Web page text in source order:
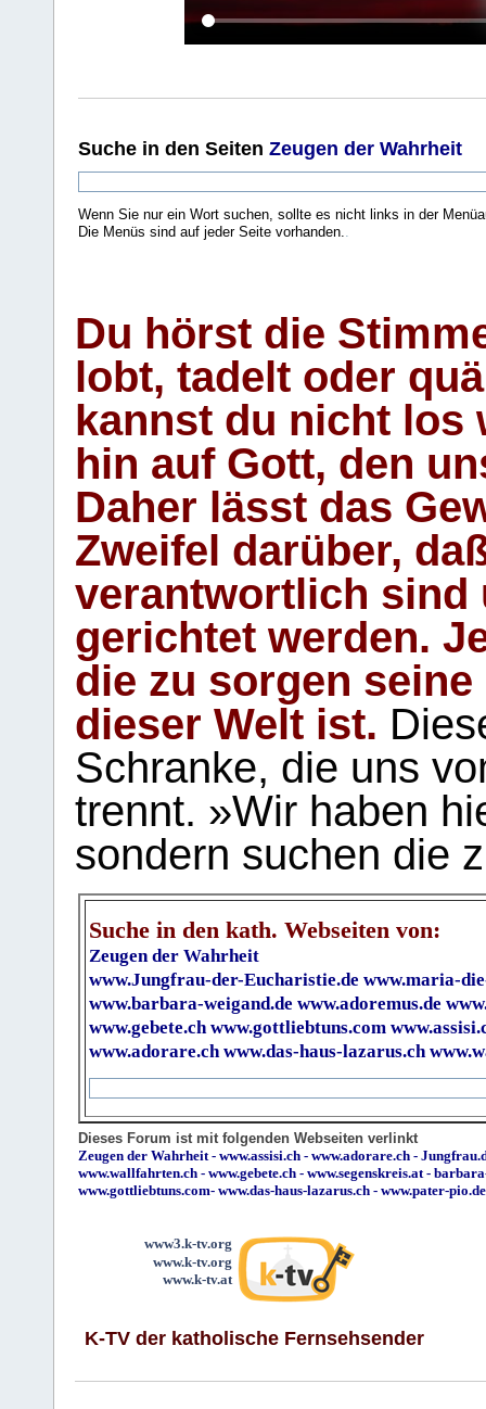
Suche in den Seiten Zeugen der Wahrheit
Wenn Sie nur ein Wort suchen, sollte es nicht links in der
Die Menüs sind auf jeder Seite vorhanden.
Du hörst die
lobt, tadelt oder
kannst du nicht los
hin auf Gott, den
Daher lässt das
Zweifel darüber,
verantwortlich sind
gerichtet werden.
die zu sorgen
dieser Welt ist.
Schranke, die uns
trennt. »Wir haben
sondern suchen die
Suche in den kath. Webseiten von:
Zeugen der Wahrheit
www.Jungfrau-der-Eucharistie.de www.maria-
www.barbara-weigand.de www.adoremus.de
www.gebete.ch www.gottliebtuns.com
www.adorare.ch www.das-haus-lazarus.ch
Dieses Forum ist mit folgenden Webseiten verlinkt
Zeugen der Wahrheit - www.assisi.ch - www.adorare.ch -
www.wallfahrten.ch - www.gebete.ch - www.segenskreis.at -
www.gottliebtuns.com- www.das-haus-lazarus.ch - www.pater-pio.de
www3.k-tv.org
www.k-tv.org
www.k-tv.at
K-TV der katholische Fernsehsender